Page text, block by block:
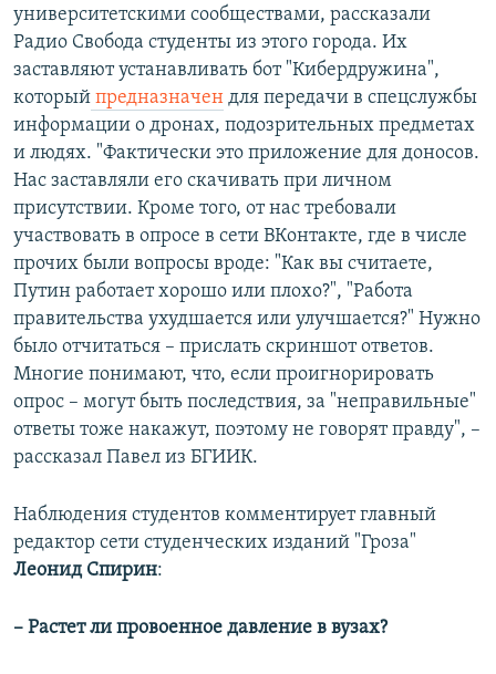
университетскими сообществами, рассказали
Радио Свобода студенты из этого города. Их
заставляют устанавливать бот "Кибердружина",
который предназначен для передачи в спецслужбы
информации о дронах, подозрительных предметах
и людях. "Фактически это приложение для доносов.
Нас заставляли его скачивать при личном
присутствии. Кроме того, от нас требовали
участвовать в опросе в сети ВКонтакте, где в числе
прочих были вопросы вроде: "Как вы считаете,
Путин работает хорошо или плохо?", "Работа
правительства ухудшается или улучшается?" Нужно
было отчитаться – прислать скриншот ответов.
Многие понимают, что, если проигнорировать
опрос – могут быть последствия, за "неправильные"
ответы тоже накажут, поэтому не говорят правду", –
рассказал Павел из БГИИК.
Наблюдения студентов комментирует главный
редактор сети студенческих изданий "Гроза"
Леонид Спирин:
– Растет ли провоенное давление в вузах?